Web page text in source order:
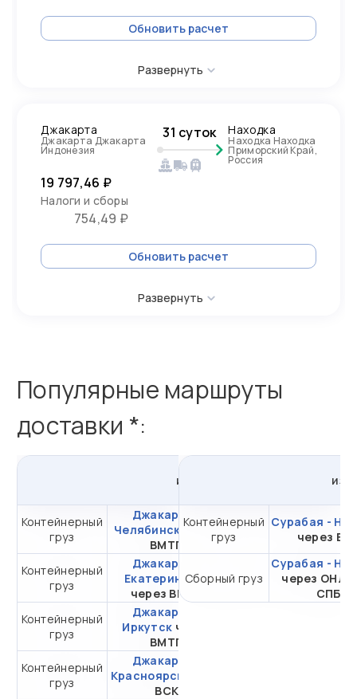
Обновить расчет
Развернуть
Джакарта
Джакарта Джакарта
Индонезия
31 суток Находка
Находка Находка
Приморский Край,
Россия
19 797,46 ₽
Налоги и сборы
754,49 ₽
Обновить расчет
Развернуть
Популярные маршруты
доставки *:
из
Контейнерный
груз
Джакарта -
Челябинск через
ВМТП
от 377 559,25 ₽ за
20DC
Контейнерный
груз
Джакарта -
Екатеринбург
через ВМПП
от 341 210,96 ₽ за
20DC
Контейнерный
груз
Джакарта -
Иркутск через
ВМТП
Контейнерный
груз
Джакарта -
Красноярск
ВСК
из
Контейнерный
груз
Сурабая -
через
Сборный груз
Сурабая -
через ОНЛ-
СПБ